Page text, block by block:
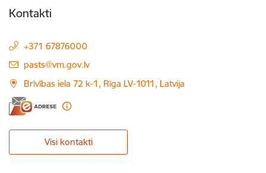
Kontakti
+371 67876000
E-pasts:
pasts@vm.gov.lv
Brīvības iela 72 k-1, Rīga LV-1011, Latvija
Visi kontakti